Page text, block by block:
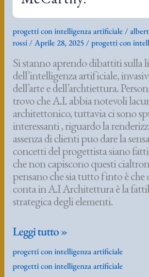
progetti con intelligenza artificiale/
rossi/Aprile 28, 2025/progetti con
Si stanno aprendo dibattiti sulla
dell’intelligenza artificiale,
dell’arte e dell’archtiettura.
trovo che A.I. abbia notevoli
architettonico, tuttavia ci sono
interessanti , riguardo la
assenza di clienti puo dare la
concetti del progettista siano
che non capiscono questi
pensano che sia tutto finto è che
conta in A.I Architettura è la
strategica degli elementi.
Intelligenza
artificiale
Van
Gogh
Leggi tutto »
progetti con intelligenza artificiale
progetti con intelligenza artificiale